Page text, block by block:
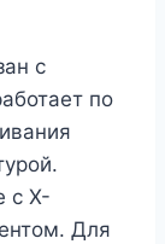
с
по
с Х-
Для